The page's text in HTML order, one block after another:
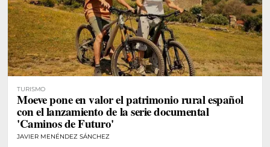
TURISMO
Moeve pone en valor el patrimonio rural español
con el lanzamiento de la serie documental
'Caminos de Futuro'
JAVIER MENÉNDEZ SÁNCHEZ